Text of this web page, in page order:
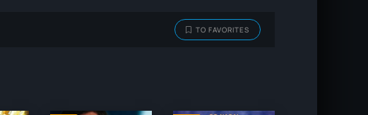
TO FAVORITES